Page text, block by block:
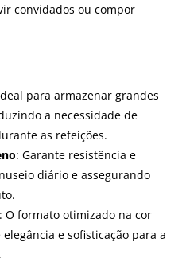
convidados ou compor
para armazenar grandes
a necessidade de
as refeições.
: Garante resistência e
diário e assegurando
: O formato otimizado na cor
e sofisticação para a